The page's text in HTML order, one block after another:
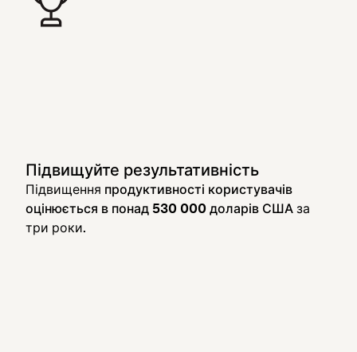
Підвищуйте результативність
Підвищення продуктивності користувачів
оцінюється в понад 530 000 доларів США за
три роки.